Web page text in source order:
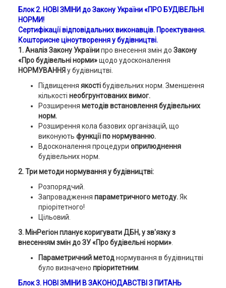
Блок 2. НОВІ ЗМІНИ до Закону України«ПРОБУДІВЕЛЬНІ
НОРМИ!
Сертифікації відповідальних виконавців. Проектування.
Кошторисне ціноутворення у будівництві.
1. Аналіз Закону Українипро внесення змін до Закону
«Про будівельні норми»щодо удосконалення
НОРМУВАННЯ у будівництві.
Підвищення якостібудівельних норм. Зменшення
кількості необгрунтованих вимог.
Розширення методів встановлення будівельних
норм.
Розширення кола базових організацій, що
виконують функції по нормуванню.
Вдосконалення процедури оприлюднення
будівельних норм.
2. Три методи нормування у будівництві:
Розпорядчий.
Запровадження параметричного методу.Як
пріорітетного!
Цільовий.
3. МінРегіон планує коригувати ДБН, у зв'язку з
внесенням змін до ЗУ «Про будівельні норми».
Параметричний методнормування в будівництві
було визначено пріоритетним.
Блок 3. НОВІ ЗМІНИ В ЗАКОНОДАВСТВІ З ПИТАНЬ